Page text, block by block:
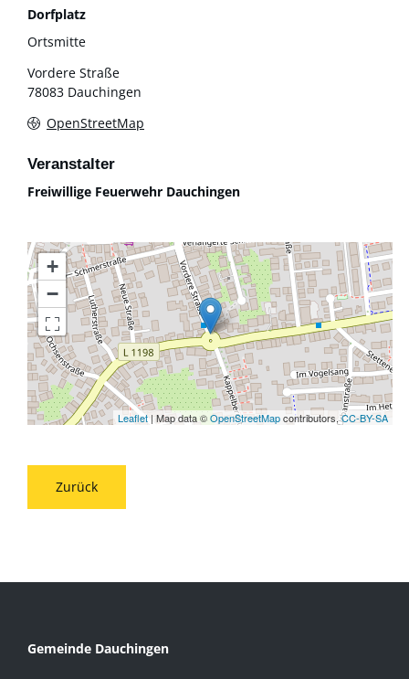
+
−
Leaflet| Map data ©OpenStreetMapcontributors,CC-BY-SA
Dorfplatz
Ortsmitte
Vordere Straße
78083 Dauchingen
OpenStreetMap
Veranstalter
Freiwillige Feuerwehr Dauchingen
Zurück
Gemeinde Dauchingen